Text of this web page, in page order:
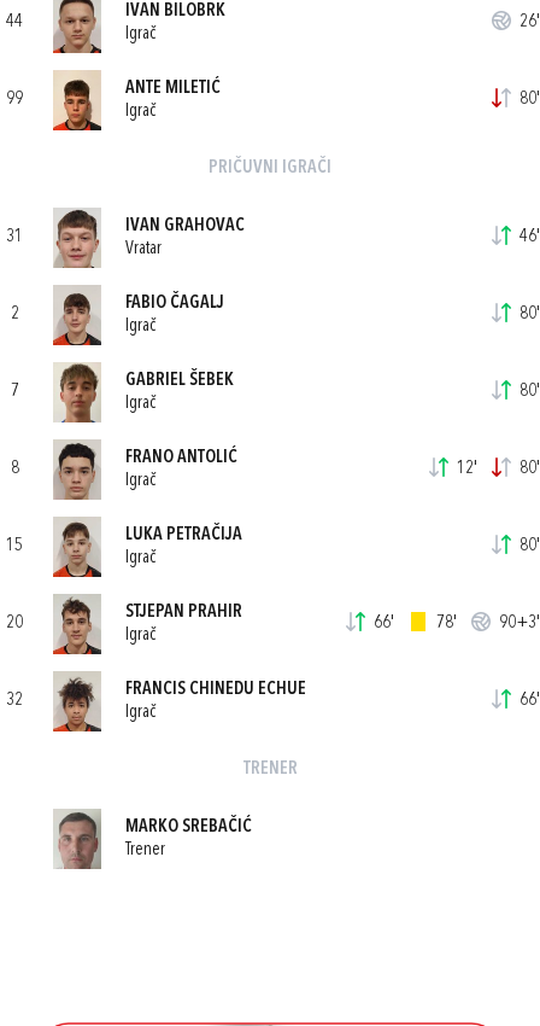
44
IVAN BILOBRK
Igrač
26'
99
ANTE MILETIĆ
Igrač
80'
PRIČUVNI IGRAČI
31
IVAN GRAHOVAC
Vratar
46'
2
FABIO ČAGALJ
Igrač
80'
7
GABRIEL ŠEBEK
Igrač
80'
8
FRANO ANTOLIĆ
Igrač
12' 80'
15
LUKA PETRAČIJA
Igrač
80'
20
STJEPAN PRAHIR
Igrač
66' 78' 90+3'
32
FRANCIS CHINEDU ECHUE
Igrač
66'
TRENER
MARKO SREBAČIĆ
Trener